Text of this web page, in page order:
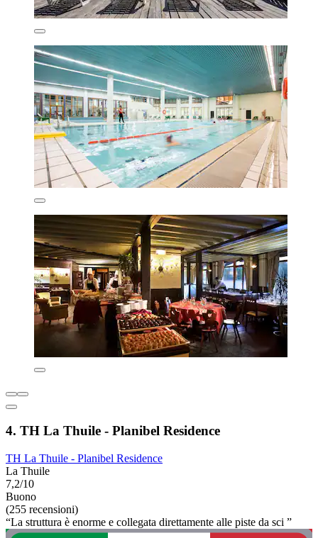
4. TH La Thuile - Planibel Residence
TH La Thuile - Planibel Residence
La Thuile
7,2/10
Buono
(255 recensioni)
“La struttura è enorme e collegata direttamente alle piste da sci ”